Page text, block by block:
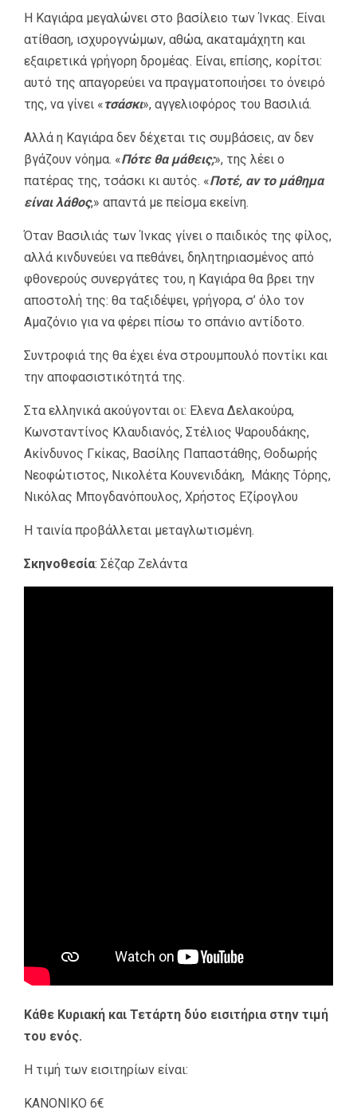
Η Καγιάρα μεγαλώνει στο βασίλειο των Ίνκας. Είναι
ατίθαση, ισχυρογνώμων, αθώα, ακαταμάχητη και
εξαιρετικά γρήγορη δρομέας. Είναι, επίσης, κορίτσι:
αυτό της απαγορεύει να πραγματοποιήσει το όνειρό
της, να γίνει «τσάσκι», αγγελιοφόρος του Βασιλιά.
Αλλά η Καγιάρα δεν δέχεται τις συμβάσεις, αν δεν
βγάζουν νόημα. «Πότε θα μάθεις;», της λέει ο
πατέρας της, τσάσκι κι αυτός. «Ποτέ, αν το μάθημα
είναι λάθος,» απαντά με πείσμα εκείνη.
Όταν Βασιλιάς των Ίνκας γίνει ο παιδικός της φίλος,
αλλά κινδυνεύει να πεθάνει, δηλητηριασμένος από
φθονερούς συνεργάτες του, η Καγιάρα θα βρει την
αποστολή της: θα ταξιδέψει, γρήγορα, σ’ όλο τον
Αμαζόνιο για να φέρει πίσω το σπάνιο αντίδοτο.
Συντροφιά της θα έχει ένα στρουμπουλό ποντίκι και
την αποφασιστικότητά της.
Στα ελληνικά ακούγονται οι: Eλενα Δελακούρα,
Κωνσταντίνος Κλαυδιανός, Στέλιος Ψαρουδάκης,
Ακίνδυνος Γκίκας, Βασίλης Παπαστάθης, Θοδωρής
Νεοφώτιστος, Νικολέτα Κουνενιδάκη, Μάκης Τόρης,
Νικόλας Μπογδανόπουλος, Χρήστος Εζίρογλου
Η ταινία προβάλλεται μεταγλωτισμένη.
Σκηνοθεσία: Σέζαρ Ζελάντα
Κάθε Κυριακή και Τετάρτη δύο εισιτήρια στην τιμή
του ενός.
Η τιμή των εισιτηρίων είναι:
ΚΑΝΟΝΙΚΟ 6€